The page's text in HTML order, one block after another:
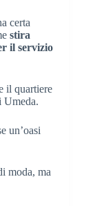
certa
stira
il servizio
il quartiere
Umeda.
un’oasi
moda, ma